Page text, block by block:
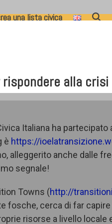
una lista civica
alla crisi
Italiana ha
è https://
alleggerito anche dalle
segnale!
Towns (http://
fosche, cerca di far
risorse a livello locale